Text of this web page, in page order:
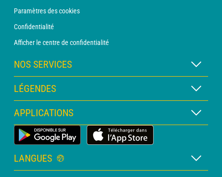
Paramètres des cookies
Confidentialité
Afficher le centre de confidentialité
NOS SERVICES
Abonnement METEO Xpert
Abonnement METEO PRO
Consultation avec un prévisionniste
Bulletin PRO
LÉGENDES
Légende des cartes
Légende des pictogrammes
Glossaire
APPLICATIONS
Application Météo Terrestre
LANGUES